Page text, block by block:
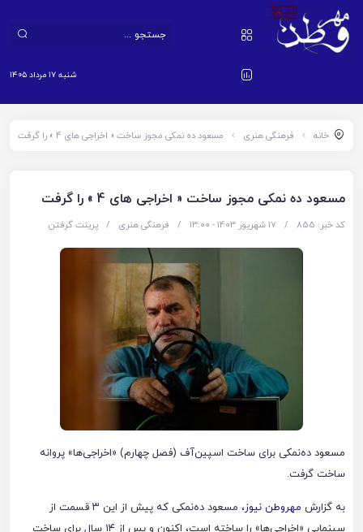
شنبه ۱۷ مرداد ۱۴۰۵
خانه فرهنگی هنری مسعود ده نمکی مجوز ساخت « اخراجی های 4 » را گرفت
مسعود ده نمکی مجوز ساخت « اخراجی های 4 » را گرفت
کد خبر: 855 / 17 شهریور 1403 - ۱۳:۰۰ / فرهنگی هنری / پرینت گرفتن
مسعود ده‌نمکی برای ساخت اسپین‌آف (فصل چهارم) «اخراجی‌ها» پروانه
ساخت گرفت.
به گزارش مهروطن نیوز
، مسعود ده‌نمکی که پیش از این ۳ قسمت از
سینمایی «اخراجی‌ها» را ساخته است، اکنون و پس از ۱۴ سال برای ساخت